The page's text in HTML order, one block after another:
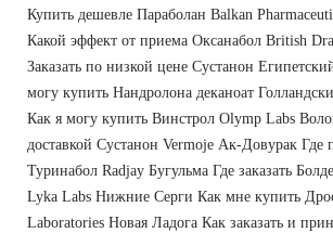
Купить дешевле Параболан Balkan
Какой эффект от приема Оксанабол British
Заказать по низкой цене Сустанон
могу купить Нандролона деканоат
Как я могу купить Винстрол Olymp Labs
доставкой Сустанон Vermoje Ак-Довурак Где
Туринабол Radjay Бугульма Где заказать
Lyka Labs Нижние Серги Как мне купить
Laboratories Новая Ладога Как заказать и